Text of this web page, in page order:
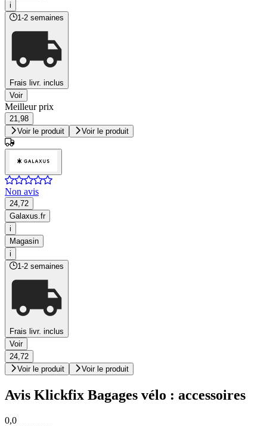
i
1-2 semaines
Frais livr. inclus
Voir
Meilleur prix
21,98
Voir le produit
Voir le produit
Non avis
24,72
Galaxus.fr
i
Magasin
i
1-2 semaines
Frais livr. inclus
Voir
24,72
Voir le produit
Voir le produit
Avis Klickfix Bagages vélo : accessoires
0,0